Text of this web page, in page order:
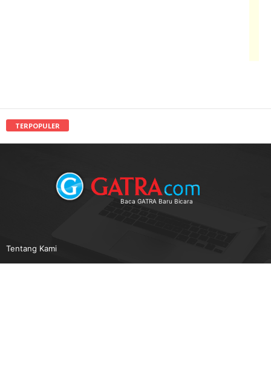
TERPOPULER
Baca GATRA Baru Bicara
Tentang Kami
Pedoman Media Siber